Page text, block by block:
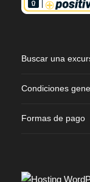
Buscar una
Condiciones
Formas de pago